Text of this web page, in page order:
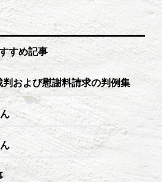
すめ記事
判および慰謝料請求の判例集